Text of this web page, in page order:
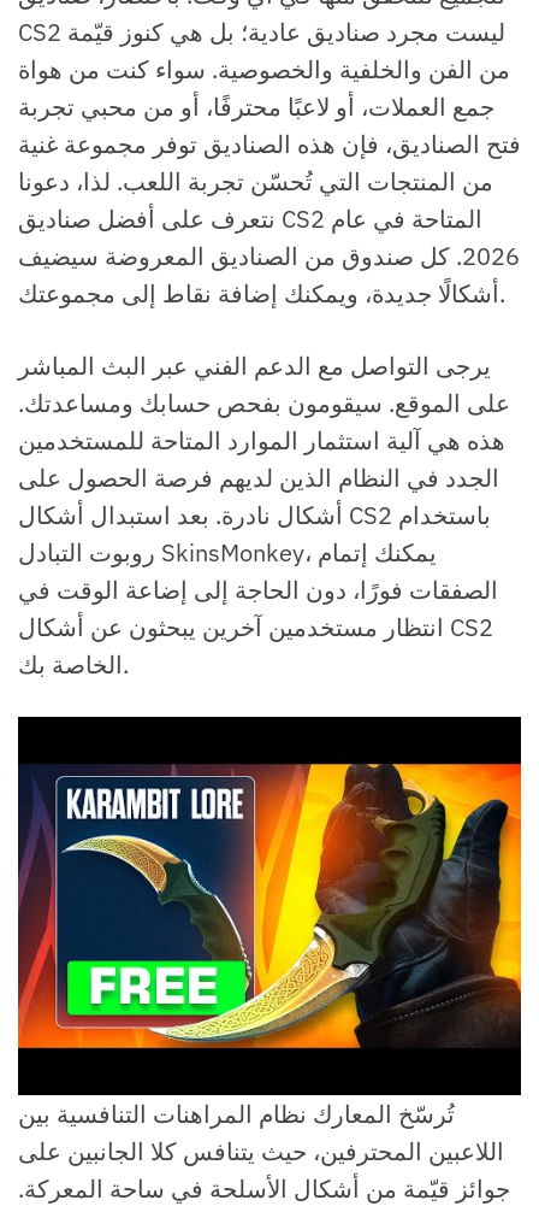
CS2 ليست مجرد صناديق عادية؛ بل هي كنوز قيّمة
من الفن والخلفية والخصوصية. سواء كنت من هواة
جمع العملات، أو لاعبًا محترفًا، أو من محبي تجربة
فتح الصناديق، فإن هذه الصناديق توفر مجموعة غنية
من المنتجات التي تُحسّن تجربة اللعب. لذا، دعونا
نتعرف على أفضل صناديق CS2 المتاحة في عام
2026. كل صندوق من الصناديق المعروضة سيضيف
أشكالًا جديدة، ويمكنك إضافة نقاط إلى مجموعتك.
يرجى التواصل مع الدعم الفني عبر البث المباشر
على الموقع. سيقومون بفحص حسابك ومساعدتك.
هذه هي آلية استثمار الموارد المتاحة للمستخدمين
الجدد في النظام الذين لديهم فرصة الحصول على
أشكال نادرة. بعد استبدال أشكال CS2 باستخدام
روبوت التبادل SkinsMonkey، يمكنك إتمام
الصفقات فورًا، دون الحاجة إلى إضاعة الوقت في
انتظار مستخدمين آخرين يبحثون عن أشكال CS2
الخاصة بك.
تُرسّخ المعارك نظام المراهنات التنافسية بين
اللاعبين المحترفين، حيث يتنافس كلا الجانبين على
جوائز قيّمة من أشكال الأسلحة في ساحة المعركة.